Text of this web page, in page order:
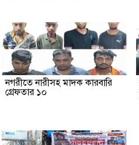
নগরীতে নারীসহ মাদক কারবারি
গ্রেফতার ১০